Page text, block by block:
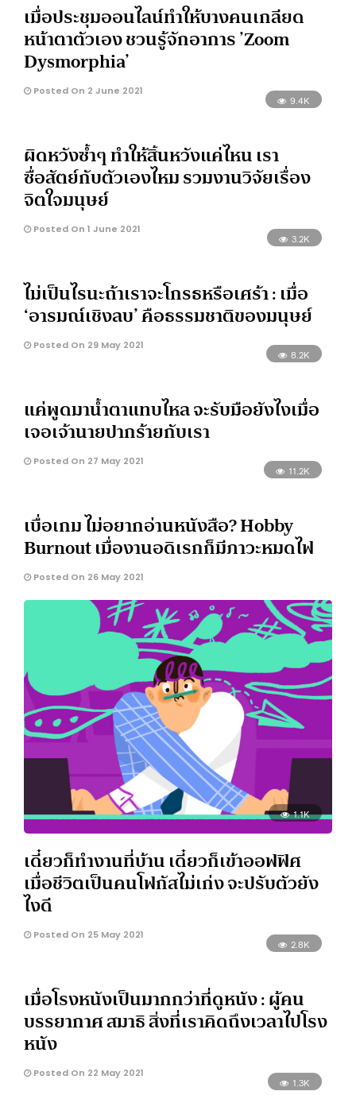
เมื่อประชุมออนไลน์ทำให้บางคนเกลียด
หน้าตาตัวเอง ชวนรู้จักอาการ ’Zoom
Dysmorphia’
Posted On 2 June 2021
9.4K
ผิดหวังซ้ำๆ ทำให้สิ้นหวังแค่ไหน เรา
ซื่อสัตย์กับตัวเองไหม รวมงานวิจัยเรื่อง
จิตใจมนุษย์
Posted On 1 June 2021
3.2K
ไม่เป็นไรนะถ้าเราจะโกรธหรือเศร้า : เมื่อ
‘อารมณ์เชิงลบ’ คือธรรมชาติของมนุษย์
Posted On 29 May 2021
8.2K
แค่พูดมาน้ำตาแทบไหล จะรับมือยังไงเมื่อ
เจอเจ้านายปากร้ายกับเรา
Posted On 27 May 2021
11.2K
เบื่อเกม ไม่อยากอ่านหนังสือ? Hobby
Burnout เมื่องานอดิเรกก็มีภาวะหมดไฟ
Posted On 26 May 2021
1.1K
เดี๋ยวก็ทำงานที่บ้าน เดี๋ยวก็เข้าออฟฟิศ
เมื่อชีวิตเป็นคนโฟกัสไม่เก่ง จะปรับตัวยัง
ไงดี
Posted On 25 May 2021
2.8K
เมื่อโรงหนังเป็นมากกว่าที่ดูหนัง : ผู้คน
บรรยากาศ สมาธิ สิ่งที่เราคิดถึงเวลาไปโรง
หนัง
Posted On 22 May 2021
1.3K